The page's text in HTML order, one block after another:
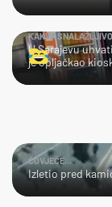
KAKVA
U Sarajevu
je opljačkao
ČOVJEČE...
Izletio pred